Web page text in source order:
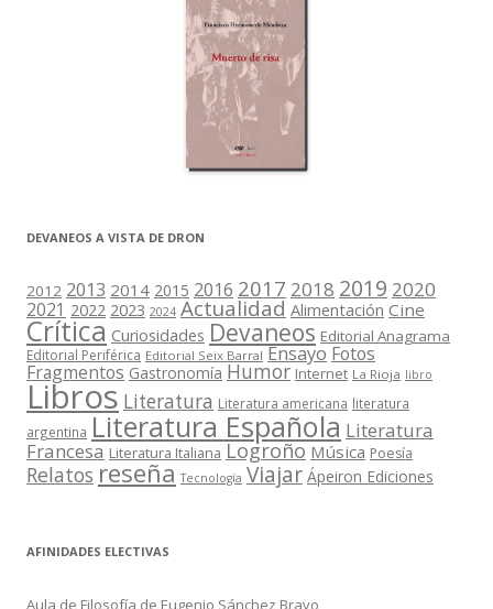
DEVANEOS A VISTA DE DRON
2012 2013 2014 2015 2016 2017 2018 2019 2020
2021 2022 2023 2024 Actualidad Alimentación Cine
Crítica Curiosidades Devaneos Editorial Anagrama
Editorial Periférica Editorial Seix Barral Ensayo Fotos
Fragmentos Gastronomía Humor Internet La Rioja libro
Libros Literatura Literatura americana literatura
argentina Literatura Española Literatura
Francesa Literatura Italiana Logroño Música Poesía
Relatos reseña Tecnología Viajar Ápeiron Ediciones
AFINIDADES ELECTIVAS
Aula de Filosofía de Eugenio Sánchez Bravo